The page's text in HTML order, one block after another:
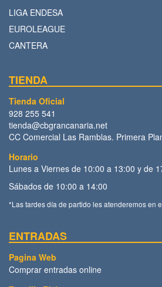
LIGA ENDESA
EUROLEAGUE
CANTERA
TIENDA
Tienda Oficial
928 255 541
tienda@cbgrancanaria.net
CC Comercial Las Ramblas. Primera
Horario
Lunes a Viernes de 10:00 a 13:00 y de
Sábados de 10:00 a 14:00
*Las tardes día de partido les atenderemos en
ENTRADAS
Pagina Web
Comprar entradas online